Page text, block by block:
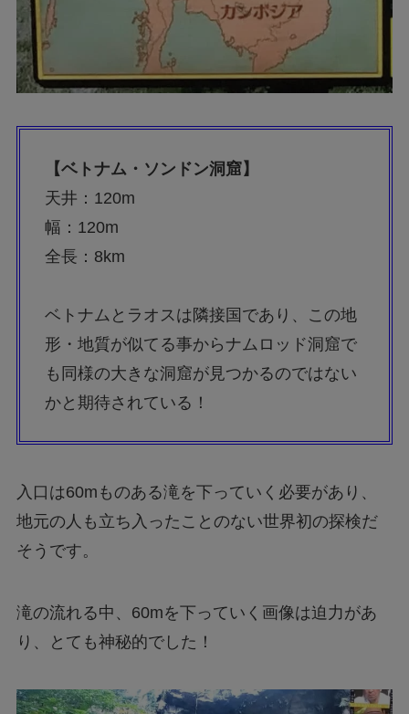
【ベトナム・ソンドン洞窟】
天井：120m
幅：120m
全長：8km
ベトナムとラオスは隣接国であり、この地
形・地質が似てる事からナムロッド洞窟で
も同様の大きな洞窟が見つかるのではない
かと期待されている！
入口は60mものある滝を下っていく必要があり、
地元の人も立ち入ったことのない世界初の探検だ
そうです。
滝の流れる中、60mを下っていく画像は迫力があ
り、とても神秘的でした！